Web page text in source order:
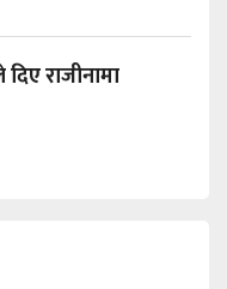
राजीनामा